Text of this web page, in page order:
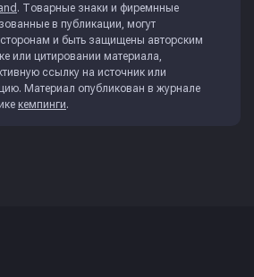
. Товарные знаки и фиремнные
в публикации, могут
и быть защищены авторским
или цитировании материала,
ссылку на источник или
Материал опубликован в журнале
кемпинги.